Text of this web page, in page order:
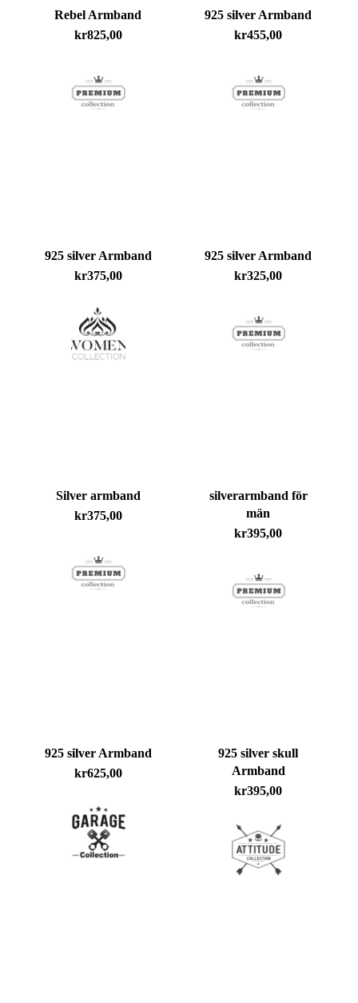
Rebel Armband
kr825,00
925 silver Armband
kr455,00
925 silver Armband
kr375,00
925 silver Armband
kr325,00
Silver armband
kr375,00
silverarmband för
män
kr395,00
925 silver Armband
kr625,00
925 silver skull
Armband
kr395,00